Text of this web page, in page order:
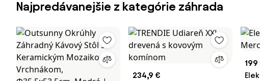
Najpredávanejšie z kategórie záhrada
234,9 €
199